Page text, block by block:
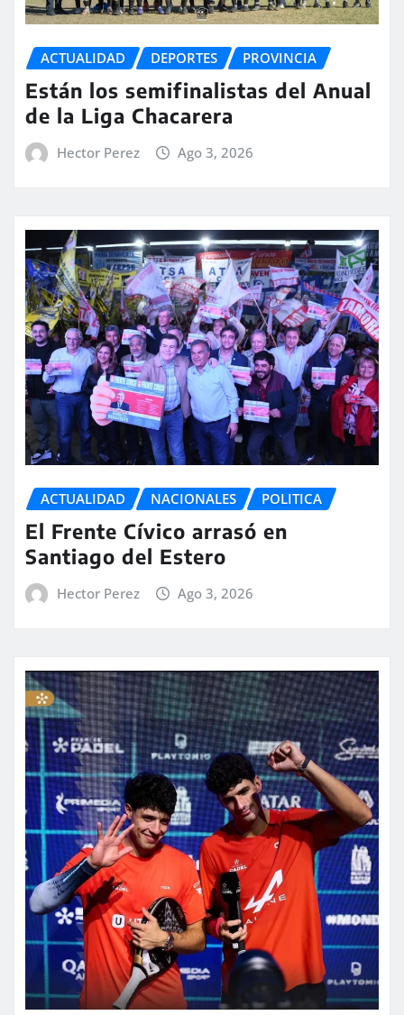
ACTUALIDAD DEPORTES PROVINCIA
Están los semifinalistas del Anual
de la Liga Chacarera
Hector Perez Ago 3, 2026
ACTUALIDAD NACIONALES POLITICA
El Frente Cívico arrasó en
Santiago del Estero
Hector Perez Ago 3, 2026